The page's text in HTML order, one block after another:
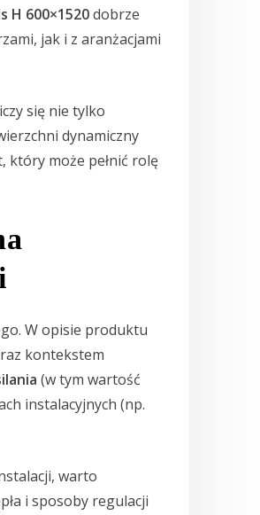
H 600×1520dobrze
jak i z aranżacjami
się nie tylko
dynamiczny
który może pełnić rolę
W opisie produktu
kontekstem
(w tym wartość
instalacyjnych (np.
warto
i sposoby regulacji